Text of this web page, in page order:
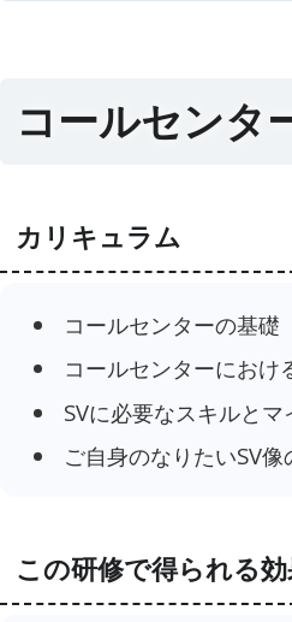
コールセンタ
カリキュラム
コールセンターの基礎
コールセンターにおけ
SVに必要なスキルとマ
ご自身のなりたいSV像
この研修で得られる